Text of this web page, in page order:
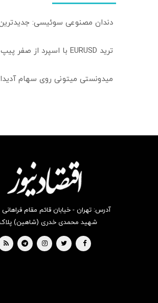
دندان مصنوعی سوئیسی:
ترید EURUSD با اسپرد از صفر پیپ
میدونستی میتونی روی سهام
آدرس: تهران - خیابان قائم مقام فراهانی
شهید محمدی خدری (شاهین) پلاک